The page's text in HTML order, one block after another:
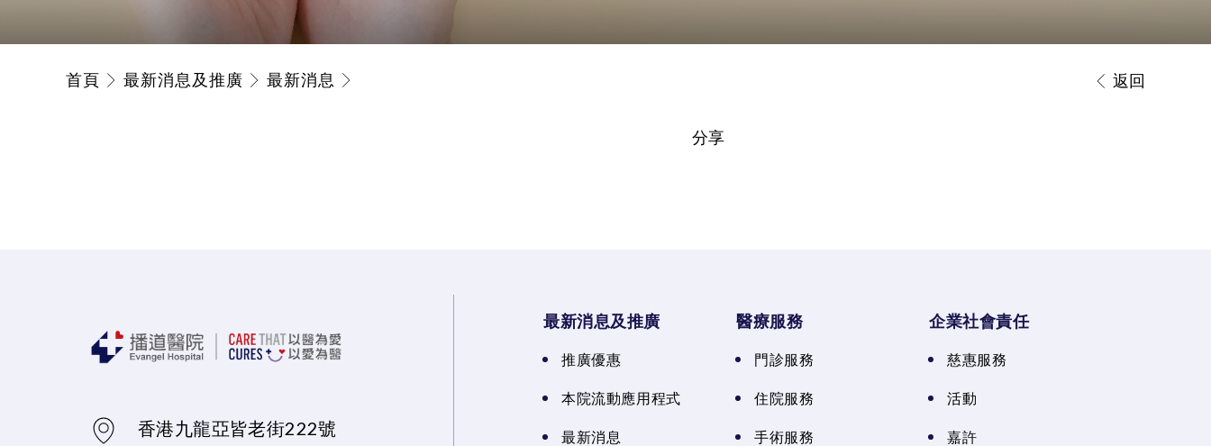
首頁 最新消息及推廣 最新消息 返回
分享
香港九龍亞皆老街222號
最新消息及推廣
推廣優惠
本院流動應用程式
最新消息
醫療服務
門診服務
住院服務
手術服務
企業社會責任
慈惠服務
活動
嘉許